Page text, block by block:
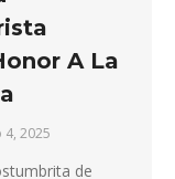
A La
2025
de